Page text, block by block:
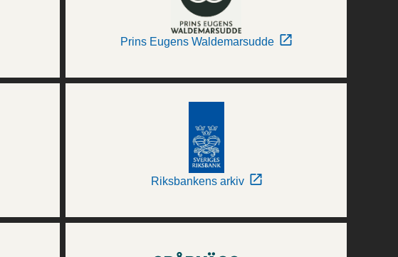
Prins Eugens Waldemarsudde
Riksbankens arkiv